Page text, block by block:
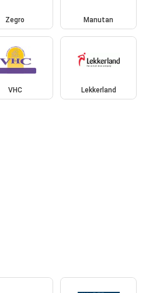
Zegro Manutan
VHC Lekkerland